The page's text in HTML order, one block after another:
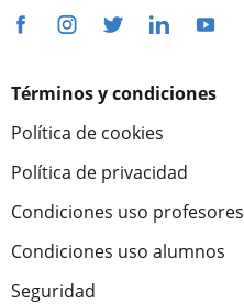
Términos y condiciones
Política de cookies
Política de privacidad
Condiciones uso profesores
Condiciones uso alumnos
Seguridad